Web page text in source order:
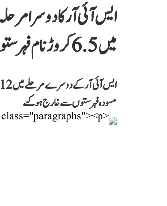
میں 6.5 کروڑ نام فہرستوں سے خارج
مسودہ فہرستوں سے خارج ہو گئے